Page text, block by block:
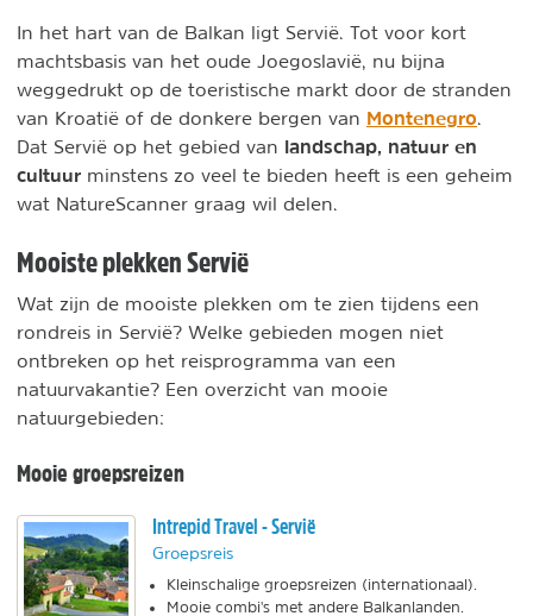
In het hart van de Balkan ligt Servië. Tot voor kort
machtsbasis van het oude Joegoslavië, nu bijna
weggedrukt op de toeristische markt door de stranden
van Kroatië of de donkere bergen van Montenegro
Dat Servië op het gebied van landschap, natuur en
cultuur minstens zo veel te bieden heeft is een geheim
wat NatureScanner graag wil delen.
Mooiste plekken Servië
Wat zijn de mooiste plekken om te zien tijdens een
rondreis in Servië? Welke gebieden mogen niet
ontbreken op het reisprogramma van een
natuurvakantie? Een overzicht van mooie
natuurgebieden:
Mooie groepsreizen
Intrepid Travel - Servië
Groepsreis
Kleinschalige groepsreizen (internationaal).
Mooie combi's met andere Balkanlanden.